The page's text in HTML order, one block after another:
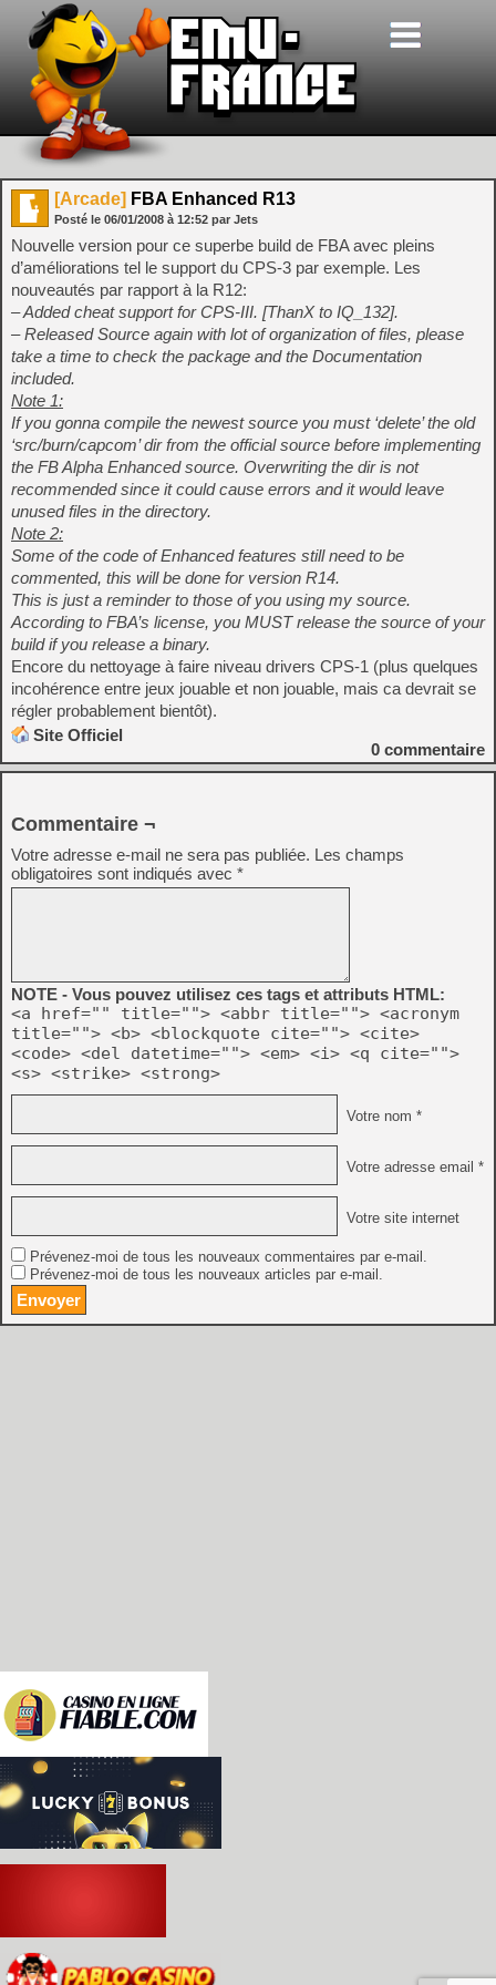
[Arcade] FBA Enhanced R13
Posté le 06/01/2008 à 12:52 par Jets
Nouvelle version pour ce superbe build de FBA avec pleins
d’améliorations tel le support du CPS-3 par exemple. Les
nouveautés par rapport à la R12:
– Added cheat support for CPS-III. [ThanX to IQ_132].
– Released Source again with lot of organization of files, please
take a time to check the package and the Documentation
included.
Note 1:
If you gonna compile the newest source you must ‘delete’ the old
‘src/burn/capcom’ dir from the official source before implementing
the FB Alpha Enhanced source. Overwriting the dir is not
recommended since it could cause errors and it would leave
unused files in the directory.
Note 2:
Some of the code of Enhanced features still need to be
commented, this will be done for version R14.
This is just a reminder to those of you using my source.
According to FBA’s license, you MUST release the source of your
build if you release a binary.
Encore du nettoyage à faire niveau drivers CPS-1 (plus quelques
incohérence entre jeux jouable et non jouable, mais ca devrait se
régler probablement bientôt).
Site Officiel
0 commentaire
Commentaire ¬
Votre adresse e-mail ne sera pas publiée. Les champs
obligatoires sont indiqués avec *
NOTE - Vous pouvez utilisez ces tags et attributs HTML:
<a href="" title=""> <abbr title=""> <acronym
title=""> <b> <blockquote cite=""> <cite>
<code> <del datetime=""> <em> <i> <q cite="">
<s> <strike> <strong>
Votre nom *
Votre adresse email *
Votre site internet
Prévenez-moi de tous les nouveaux commentaires par e-mail.
Prévenez-moi de tous les nouveaux articles par e-mail.